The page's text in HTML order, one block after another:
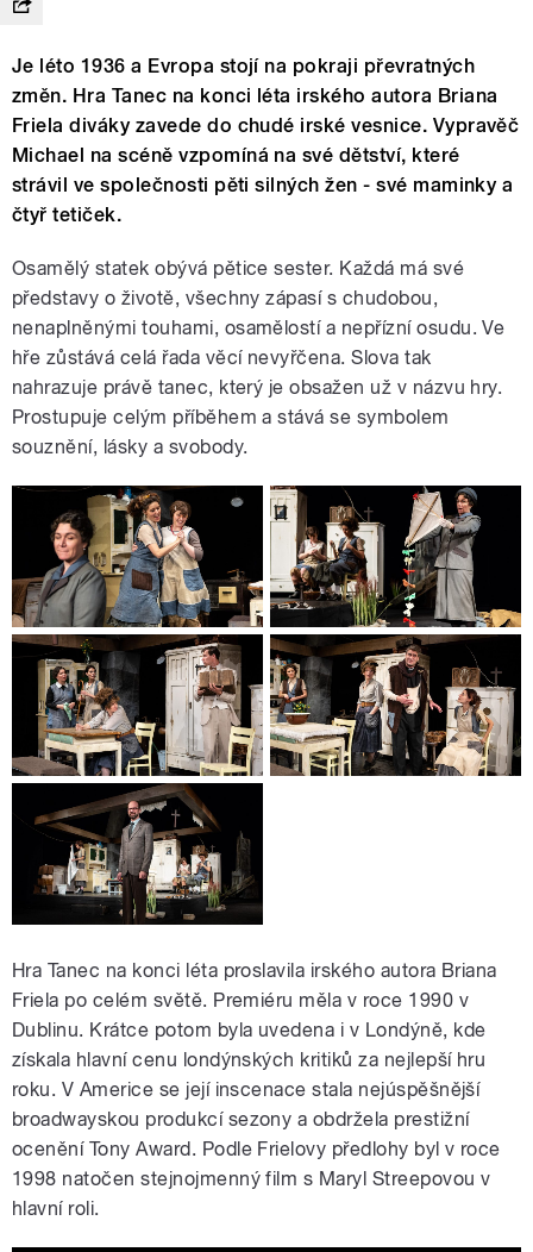
Je léto 1936 a Evropa stojí na pokraji převratných
změn. Hra Tanec na konci léta irského autora Briana
Friela diváky zavede do chudé irské vesnice. Vypravěč
Michael na scéně vzpomíná na své dětství, které
strávil ve společnosti pěti silných žen - své maminky a
čtyř tetiček.
Osamělý statek obývá pětice sester. Každá má své
představy o životě, všechny zápasí s chudobou,
nenaplněnými touhami, osamělostí a nepřízní osudu. Ve
hře zůstává celá řada věcí nevyřčena. Slova tak
nahrazuje právě tanec, který je obsažen už v názvu hry.
Prostupuje celým příběhem a stává se symbolem
souznění, lásky a svobody.
Hra Tanec na konci léta proslavila irského autora Briana
Friela po celém světě. Premiéru měla v roce 1990 v
Dublinu. Krátce potom byla uvedena i v Londýně, kde
získala hlavní cenu londýnských kritiků za nejlepší hru
roku. V Americe se její inscenace stala nejúspěšnější
broadwayskou produkcí sezony a obdržela prestižní
ocenění Tony Award. Podle Frielovy předlohy byl v roce
1998 natočen stejnojmenný film s Maryl Streepovou v
hlavní roli.